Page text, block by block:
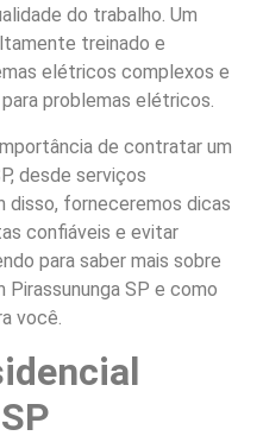
do trabalho. Um
treinado e
elétricos complexos e
problemas elétricos.
de contratar um
desde serviços
disso, forneceremos dicas
confiáveis e evitar
para saber mais sobre
SP e como
você.